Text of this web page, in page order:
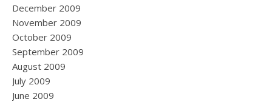
December 2009
November 2009
October 2009
September 2009
August 2009
July 2009
June 2009